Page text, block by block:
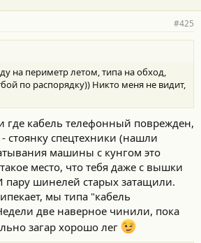
#425
на периметр летом, типа на обход,
по распорядку)) Никто меня не видит,
где кабель телефонный поврежден,
стоянку спецтехники (нашли
машины с кунгом это
место, что тебя даже с вышки
пару шинелей старых затащили.
мы типа "кабель
две наверное чинили, пока
загар хорошо лег